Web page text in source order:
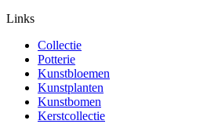
Links
Collectie
Potterie
Kunstbloemen
Kunstplanten
Kunstbomen
Kerstcollectie